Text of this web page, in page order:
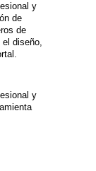
y
de
de
diseño,
y